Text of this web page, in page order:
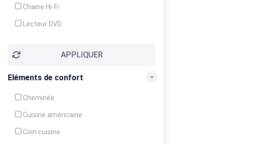
Chaine Hi-Fi
Lecteur DVD
APPLIQUER
Eléments de confort
Cheminée
Cuisine américaine
Coin cuisine